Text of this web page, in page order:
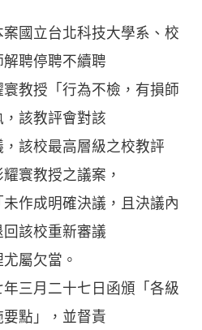
國立台北科技大學系、校
聘停聘不續聘
教授「行為不檢，有損師
該教評會對該
該校最高層級之校教評
寰教授之議案，
作成明確決議，且決議內
該校重新審議
屬欠當。
三月二十七日函頒「各級
點」，並督責